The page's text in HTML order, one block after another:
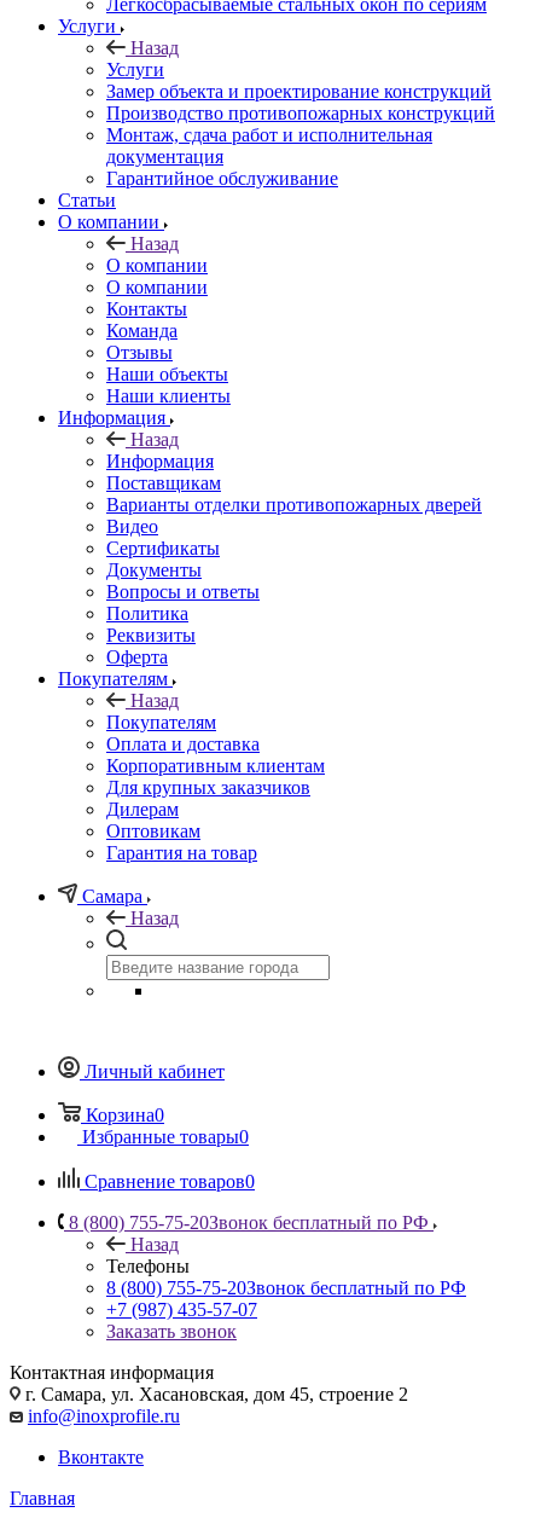
Легкосбрасываемые стальных окон по сериям
Услуги
Назад
Услуги
Замер объекта и проектирование конструкций
Производство противопожарных конструкций
Монтаж, сдача работ и исполнительная
документация
Гарантийное обслуживание
Статьи
О компании
Назад
О компании
О компании
Контакты
Команда
Отзывы
Наши объекты
Наши клиенты
Информация
Назад
Информация
Поставщикам
Варианты отделки противопожарных дверей
Видео
Сертификаты
Документы
Вопросы и ответы
Политика
Реквизиты
Оферта
Покупателям
Назад
Покупателям
Оплата и доставка
Корпоративным клиентам
Для крупных заказчиков
Дилерам
Оптовикам
Гарантия на товар
Самара
Назад
Личный кабинет
Корзина0
Избранные товары0
Сравнение товаров0
8 (800) 755-75-20Звонок бесплатный по РФ
Назад
Телефоны
8 (800) 755-75-20Звонок бесплатный по РФ
+7 (987) 435-57-07
Заказать звонок
Контактная информация
г. Самара, ул. Хасановская, дом 45, строение 2
info@inoxprofile.ru
Вконтакте
Главная